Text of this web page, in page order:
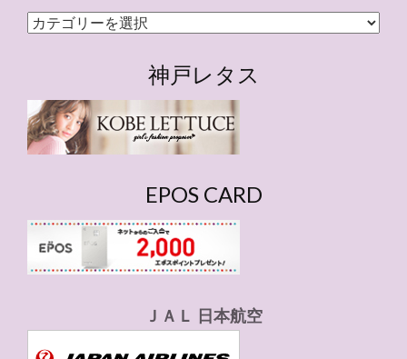
カ
ー
神戸レタス
EPOS CARD
ＪＡＬ 日本航空